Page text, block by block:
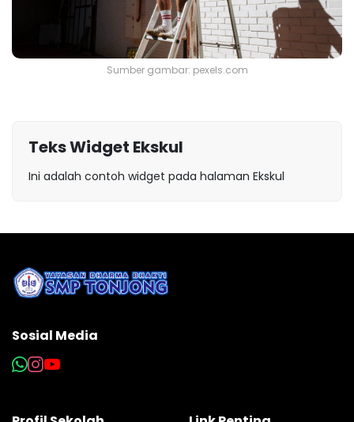
Sumber gambar: pexels.com
Teks Widget Ekskul
Ini adalah contoh widget pada halaman Ekskul
Sosial Media